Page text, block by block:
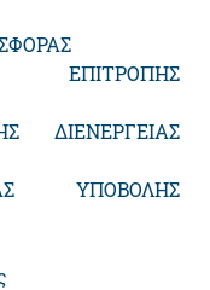
ΔΙΕΝΕΡΓΕΙΑΣ
ΥΠΟΒΟΛΗΣ